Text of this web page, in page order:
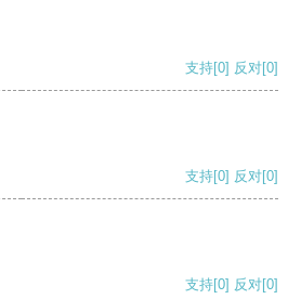
支持[0] 反对[0]
支持[0] 反对[0]
支持[0] 反对[0]